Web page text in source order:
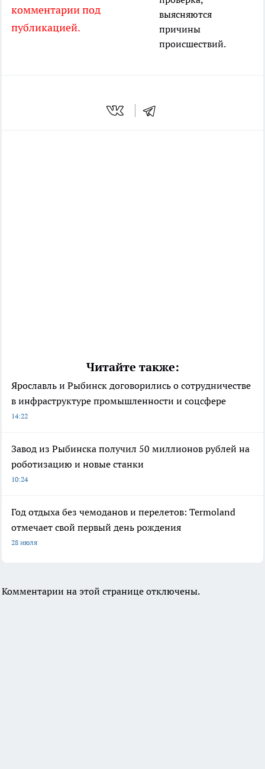
комментарии под
публикацией.
выясняются
причины
происшествий.
Читайте также:
Ярославль и Рыбинск договорились о сотрудничестве
в инфраструктуре промышленности и соцсфере
14:22
Завод из Рыбинска получил 50 миллионов рублей на
роботизацию и новые станки
10:24
Год отдыха без чемоданов и перелетов: Termoland
отмечает свой первый день рождения
28 июля
Комментарии на этой странице отключены.